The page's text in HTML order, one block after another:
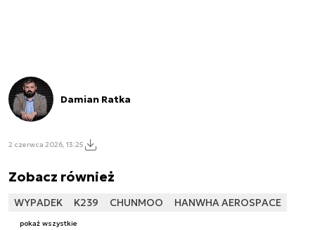
Damian Ratka
2 czerwca 2026, 13:25
Zobacz również
WYPADEK K239 CHUNMOO HANWHA AEROSPACE
pokaż wszystkie